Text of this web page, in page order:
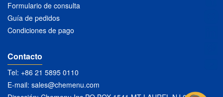
Formulario de consulta
Guía de pedidos
Condiciones de pago
Contacto
Tel: +86 21 5895 0110
E-mail: sales@chemenu.com